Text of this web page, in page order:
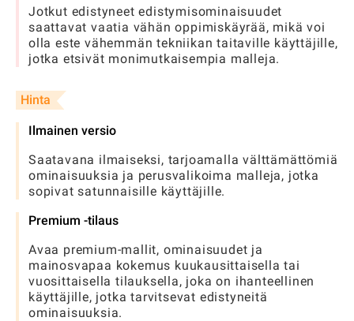
Jotkut edistyneet edistymisominaisuudet
saattavat vaatia vähän oppimiskäyrää, mikä voi
olla este vähemmän tekniikan taitaville käyttäjille,
jotka etsivät monimutkaisempia malleja.
Hinta
Ilmainen versio
Saatavana ilmaiseksi, tarjoamalla välttämättömiä
ominaisuuksia ja perusvalikoima malleja, jotka
sopivat satunnaisille käyttäjille.
Premium -tilaus
Avaa premium-mallit, ominaisuudet ja
mainosvapaa kokemus kuukausittaisella tai
vuosittaisella tilauksella, joka on ihanteellinen
käyttäjille, jotka tarvitsevat edistyneitä
ominaisuuksia.